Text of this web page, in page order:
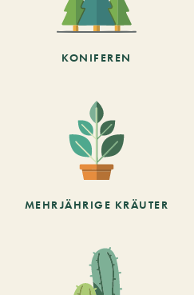
KONIFEREN
MEHRJÄHRIGE KRÄUTER